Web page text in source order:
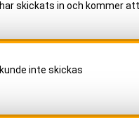
skickats in och kommer
inte skickas